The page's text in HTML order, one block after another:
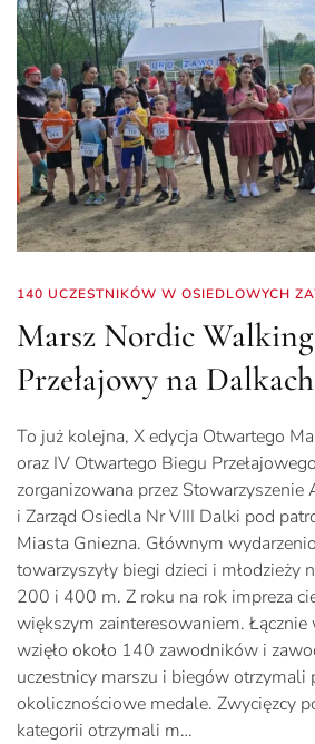
140 UCZESTNIKÓW W OSIEDLOWYCH
Marsz Nordic
Przełajowy na Dalkach
To już kolejna, X edycja Otwartego
oraz IV Otwartego Biegu
zorganizowana przez
i Zarząd Osiedla Nr VIII Dalki pod
Miasta Gniezna. Głównym
towarzyszyły biegi dzieci i młodzieży
200 i 400 m. Z roku na rok impreza
większym zainteresowaniem. Łącznie
wzięło około 140 zawodników i
uczestnicy marszu i biegów otrzymali
okolicznościowe medale. Zwycięzcy
kategorii otrzymali m…